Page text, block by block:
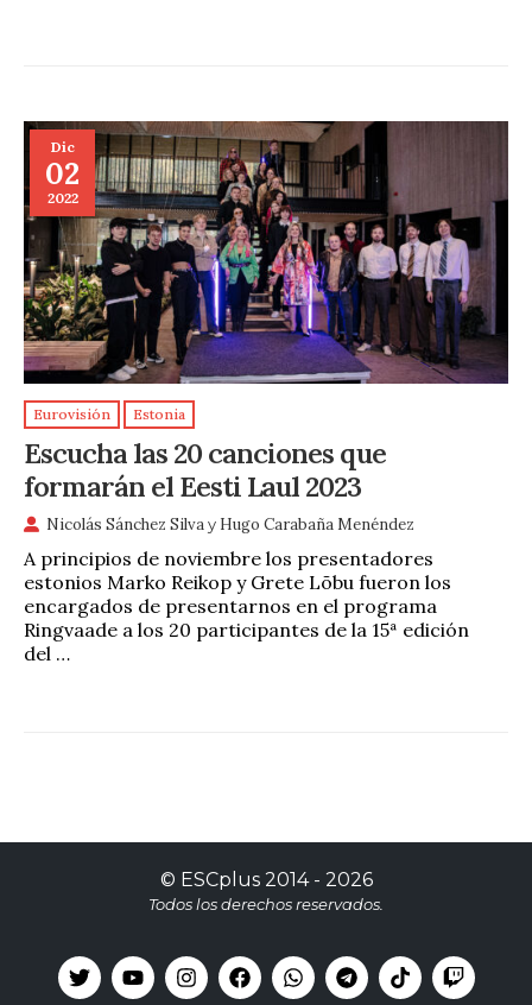
Dic
02
2022
Eurovisión Estonia
Escucha las 20 canciones que
formarán el Eesti Laul 2023
Nicolás Sánchez Silvay Hugo Carabaña Menéndez
A principios de noviembre los presentadores
estonios Marko Reikop y Grete Lõbu fueron los
encargados de presentarnos en el programa
Ringvaade a los 20 participantes de la 15ª edición
del …
© ESCplus2014 - 2026
Todos los derechos reservados.